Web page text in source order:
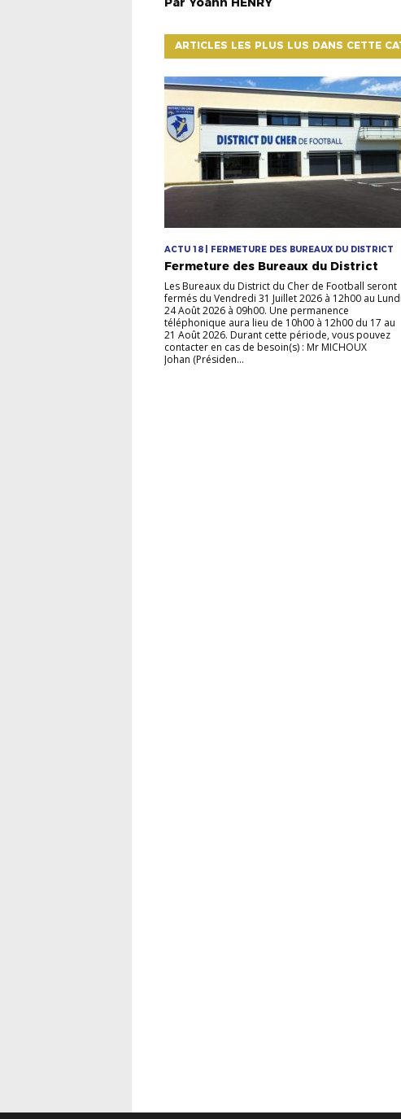
ARTICLES LES PLUS LUS DANS CETTE
ACTU 18 | FERMETURE DES BUREAUX DU DISTRICT
Fermeture des Bureaux du District
Les Bureaux du District du Cher de Football seront
fermés du Vendredi 31 Juillet 2026 à 12h00 au Lundi
24 Août 2026 à 09h00. Une permanence
téléphonique aura lieu de 10h00 à 12h00 du 17 au
21 Août 2026. Durant cette période, vous pouvez
contacter en cas de besoin(s) : Mr MICHOUX
Johan (Présiden...